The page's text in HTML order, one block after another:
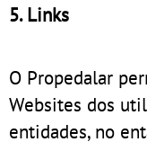
5. Links
O Propedalar
Websites dos
entidades, no